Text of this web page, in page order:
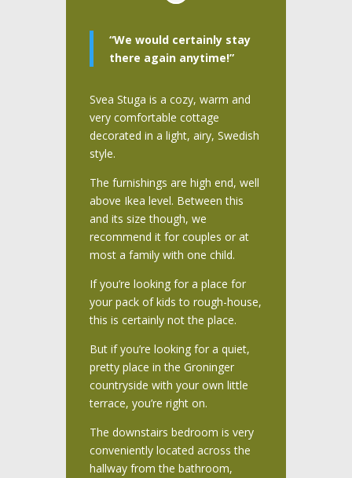
“We would certainly stay
there again anytime!”
Svea Stuga is a cozy, warm and
very comfortable cottage
decorated in a light, airy, Swedish
style.
The furnishings are high end, well
above Ikea level. Between this
and its size though, we
recommend it for couples or at
most a family with one child.
If you’re looking for a place for
your pack of kids to rough-house,
this is certainly not the place.
But if you’re looking for a quiet,
pretty place in the Groninger
countryside with your own little
terrace, you’re right on.
The downstairs bedroom is very
conveniently located across the
hallway from the bathroom,